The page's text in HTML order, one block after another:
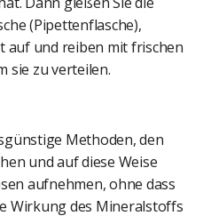
(Pipettenflasche),
auf und reiben mit frischen
sie zu verteilen.
Methoden, den
und auf diese Weise
aufnehmen, ohne dass
Wirkung des Mineralstoffs